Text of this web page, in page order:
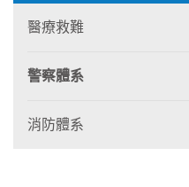
醫療救難
警察體系
消防體系